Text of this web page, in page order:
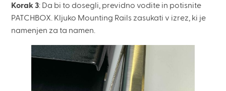
Korak 3: Da bi to dosegli, previdno vodite in potisnite
PATCHBOX. Kljuko Mounting Rails zasukati v izrez, ki je
namenjen za ta namen.